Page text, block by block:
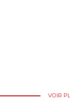
VOIR